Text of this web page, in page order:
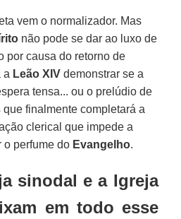
vem o normalizador. Mas
não pode se dar ao luxo de
por causa do retorno de
a Leão XIV demonstrar se a
tensa... ou o prelúdio de
que finalmente completará a
clerical que impede a
o perfume do Evangelho.
sinodal e a Igreja
em todo esse